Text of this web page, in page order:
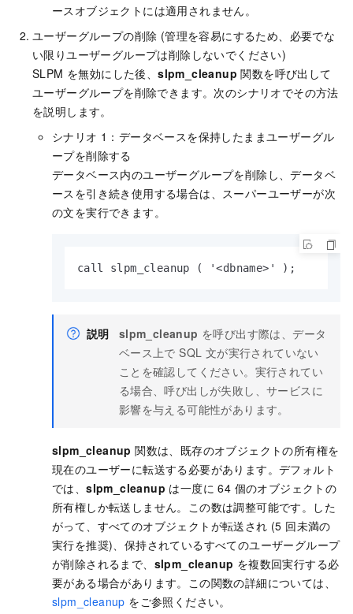
ースオブジェクトには適用されません。
ユーザーグループの削除 (管理を容易にするため、必要でな
い限りユーザーグループは削除しないでください)
SLPM を無効にした後、slpm_cleanup 関数を呼び出して
ユーザーグループを削除できます。次のシナリオでその方法
を説明します。
シナリオ 1：データベースを保持したままユーザーグル
ープを削除する
データベース内のユーザーグループを削除し、データベ
ースを引き続き使用する場合は、スーパーユーザーが次
の文を実行できます。
call slpm_cleanup ( '<dbname>' );
説明 slpm_cleanup を呼び出す際は、データ
ベース上で SQL 文が実行されていない
ことを確認してください。実行されてい
る場合、呼び出しが失敗し、サービスに
影響を与える可能性があります。
slpm_cleanup 関数は、既存のオブジェクトの所有権を
現在のユーザーに転送する必要があります。デフォルト
では、slpm_cleanup は一度に 64 個のオブジェクトの
所有権しか転送しません。この数は調整可能です。した
がって、すべてのオブジェクトが転送され (5 回未満の
実行を推奨)、保持されているすべてのユーザーグループ
が削除されるまで、 slpm_cleanup を複数回実行する必
要がある場合があります。この関数の詳細については、
slpm_cleanup をご参照ください。